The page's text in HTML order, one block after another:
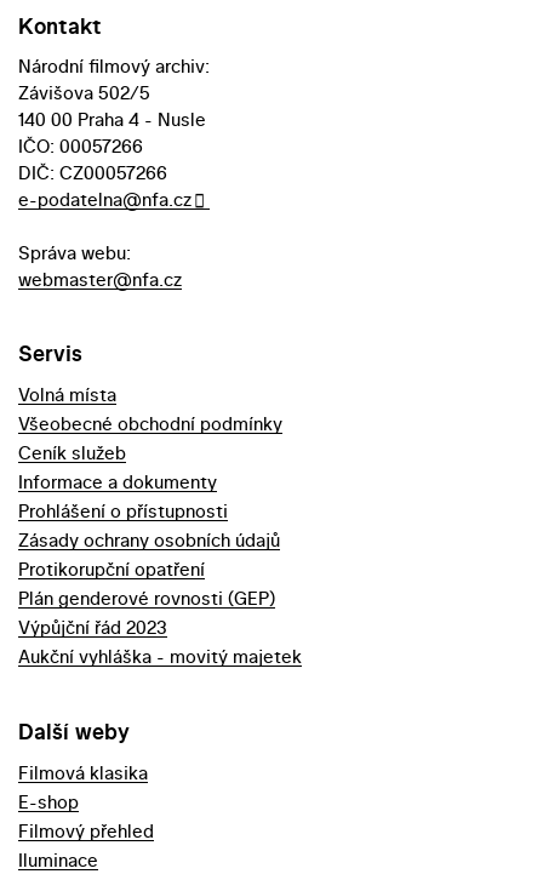
Kontakt
Národní filmový archiv:
Závišova 502/5
140 00 Praha 4 - Nusle
IČO: 00057266
DIČ: CZ00057266
e-podatelna@nfa.cz
Správa webu:
webmaster@nfa.cz
Servis
Volná místa
Všeobecné obchodní podmínky
Ceník služeb
Informace a dokumenty
Prohlášení o přístupnosti
Zásady ochrany osobních údajů
Protikorupční opatření
Plán genderové rovnosti (GEP)
Výpůjční řád 2023
Aukční vyhláška - movitý majetek
Další weby
Filmová klasika
E-shop
Filmový přehled
Iluminace